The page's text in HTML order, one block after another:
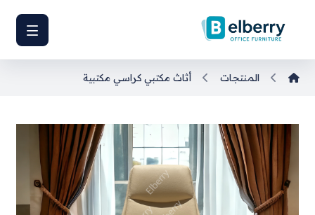
المنتجات أثاث مكتبي كراسي مكتبية